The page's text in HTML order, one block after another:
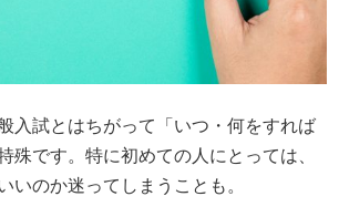
入試とはちがって「いつ・何をすれば
殊です。特に初めての人にとっては、
いのか迷ってしまうことも。